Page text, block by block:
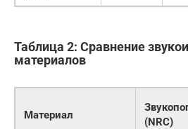
Таблица 2: Сравнение
материалов
Материал
(NRC)